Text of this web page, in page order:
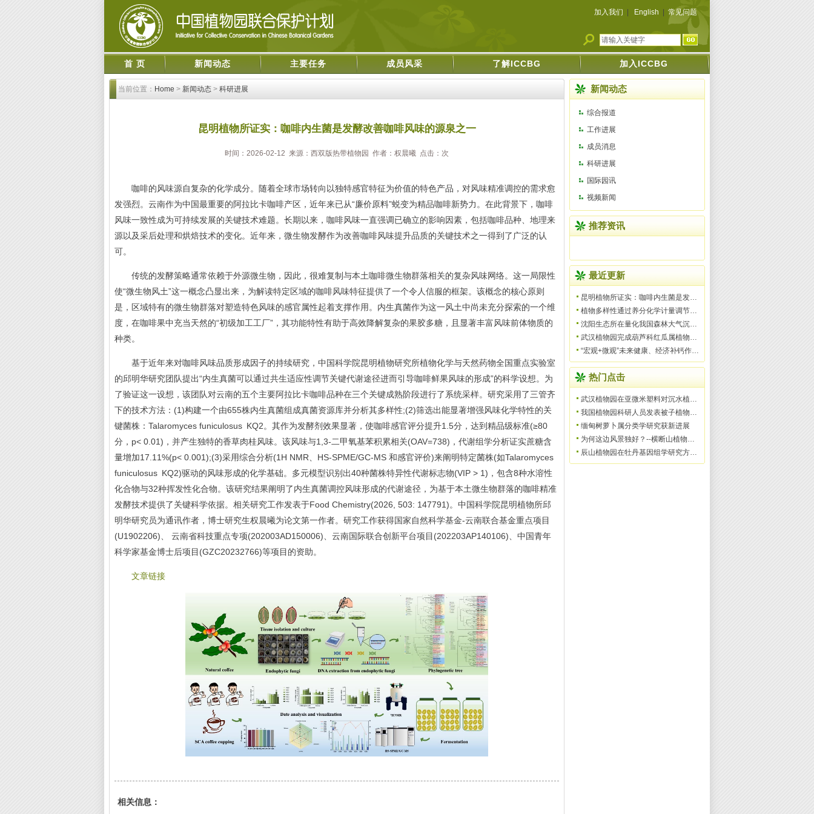
加入我们 English 常见问题
首 页 新闻动态 主要任务 成员风采 了解ICCBG 加入ICCBG
当前位置： Home > 新闻动态 > 科研进展
昆明植物所证实：咖啡内生菌是发酵改善咖啡风味的源泉之一
时间：2026-02-12 来源：西双版热带植物园 作者：权晨曦 点击： 次
咖啡的风味源自复杂的化学成分。随着全球市场转向以独特感官特征为价值的特色产品，对风味精准调控的需求愈
发强烈。云南作为中国最重要的阿拉比卡咖啡产区，近年来已从“廉价原料”蜕变为精品咖啡新势力。在此背景下，咖啡
风味一致性成为可持续发展的关键技术难题。长期以来，咖啡风味一直强调已确立的影响因素，包括咖啡品种、地理来
源以及采后处理和烘焙技术的变化。近年来，微生物发酵作为改善咖啡风味提升品质的关键技术之一得到了广泛的认
可。
传统的发酵策略通常依赖于外源微生物，因此，很难复制与本土咖啡微生物群落相关的复杂风味网络。这一局限性
使“微生物风土”这一概念凸显出来，为解读特定区域的咖啡风味特征提供了一个令人信服的框架。该概念的核心原则
是，区域特有的微生物群落对塑造特色风味的感官属性起着支撑作用。内生真菌作为这一风土中尚未充分探索的一个维
度，在咖啡果中充当天然的“初级加工工厂”，其功能特性有助于高效降解复杂的果胶多糖，且显著丰富风味前体物质的
种类。
基于近年来对咖啡风味品质形成因子的持续研究，中国科学院昆明植物研究所植物化学与天然药物全国重点实验室
的邱明华研究团队提出“内生真菌可以通过共生适应性调节关键代谢途径进而引导咖啡鲜果风味的形成”的科学设想。为
了验证这一设想，该团队对云南的五个主要阿拉比卡咖啡品种在三个关键成熟阶段进行了系统采样。研究采用了三管齐
下的技术方法：(1)构建一个由655株内生真菌组成真菌资源库并分析其多样性;(2)筛选出能显著增强风味化学特性的关
键菌株：Talaromyces funiculosus KQ2。其作为发酵剂效果显著，使咖啡感官评分提升1.5分，达到精品级标准(≥80
分，p< 0.01)，并产生独特的香草肉桂风味。该风味与1,3-二甲氧基苯积累相关(OAV=738)，代谢组学分析证实蔗糖含
量增加17.11%(p< 0.001);(3)采用综合分析(1H NMR、HS-SPME/GC-MS 和感官评价)来阐明特定菌株(如Talaromyces
funiculosus KQ2)驱动的风味形成的化学基础。多元模型识别出40种菌株特异性代谢标志物(VIP > 1)，包含8种水溶性
化合物与32种挥发性化合物。该研究结果阐明了内生真菌调控风味形成的代谢途径，为基于本土微生物群落的咖啡精准
发酵技术提供了关键科学依据。相关研究工作发表于Food Chemistry(2026, 503: 147791)。中国科学院昆明植物所邱
明华研究员为通讯作者，博士研究生权晨曦为论文第一作者。研究工作获得国家自然科学基金-云南联合基金重点项目
(U1902206)、 云南省科技重点专项(202003AD150006)、云南国际联合创新平台项目(202203AP140106)、中国青年
科学家基金博士后项目(GZC20232766)等项目的资助。
文章链接
相关信息：
新闻动态
综合报道
工作进展
成员消息
科研进展
国际园讯
视频新闻
推荐资讯
最近更新
昆明植物所证实：咖啡内生菌是发酵改善咖啡风味的源泉之一
植物多样性通过养分化学计量调节纬度梯度上土壤氮磷对碳
沈阳生态所在量化我国森林大气沉降氮固持及其对森林碳汇
武汉植物园完成葫芦科红瓜属植物民族植物学、植物化学、
“宏观+微观”未来健康、经济补钙作物“牛耳朵”的核心
热门点击
武汉植物园在亚微米塑料对沉水植物的影响机制研究中取得
我国植物园科研人员发表被子植物一新科——美丽桐科（Wigh
缅甸树萝卜属分类学研究获新进展
为何这边风景独好？--横断山植物多样性形成机制
辰山植物园在牡丹基因组学研究方面获得里程碑式的标志性